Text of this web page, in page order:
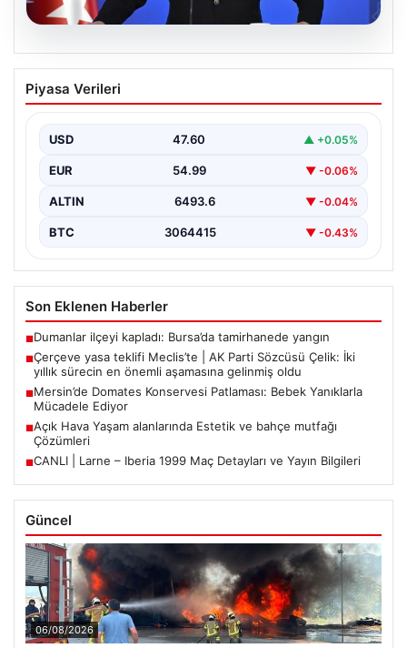
05.08.2026
Çerçeve yasa teklifi Meclis’te | AK Parti
Sözcüsü Çelik: İki yıllık sürecin en
Piyasa Verileri
USD 47.60 ▲ +0.05%
EUR 54.99 ▼ -0.06%
ALTIN 6493.6 ▼ -0.04%
BTC 3064415 ▼ -0.43%
Son Eklenen Haberler
■Dumanlar ilçeyi kapladı: Bursa’da tamirhanede yangın
■Çerçeve yasa teklifi Meclis’te | AK Parti Sözcüsü Çelik: İki
yıllık sürecin en önemli aşamasına gelinmiş oldu
■Mersin’de Domates Konservesi Patlaması: Bebek Yanıklarla
Mücadele Ediyor
■Açık Hava Yaşam alanlarında Estetik ve bahçe mutfağı
Çözümleri
■CANLI | Larne – Iberia 1999 Maç Detayları ve Yayın Bilgileri
Güncel
06/08/2026